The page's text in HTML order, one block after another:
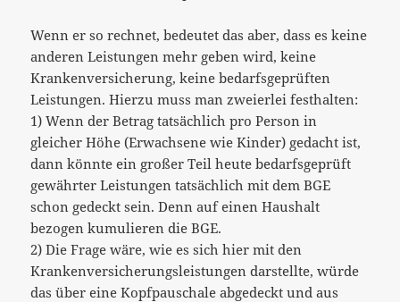
Wenn er so rechnet, bedeutet das aber, dass es keine
anderen Leistungen mehr geben wird, keine
Krankenversicherung, keine bedarfsgeprüften
Leistungen. Hierzu muss man zweierlei festhalten:
1) Wenn der Betrag tatsächlich pro Person in
gleicher Höhe (Erwachsene wie Kinder) gedacht ist,
dann könnte ein großer Teil heute bedarfsgeprüft
gewährter Leistungen tatsächlich mit dem BGE
schon gedeckt sein. Denn auf einen Haushalt
bezogen kumulieren die BGE.
2) Die Frage wäre, wie es sich hier mit den
Krankenversicherungsleistungen darstellte, würde
das über eine Kopfpauschale abgedeckt und aus